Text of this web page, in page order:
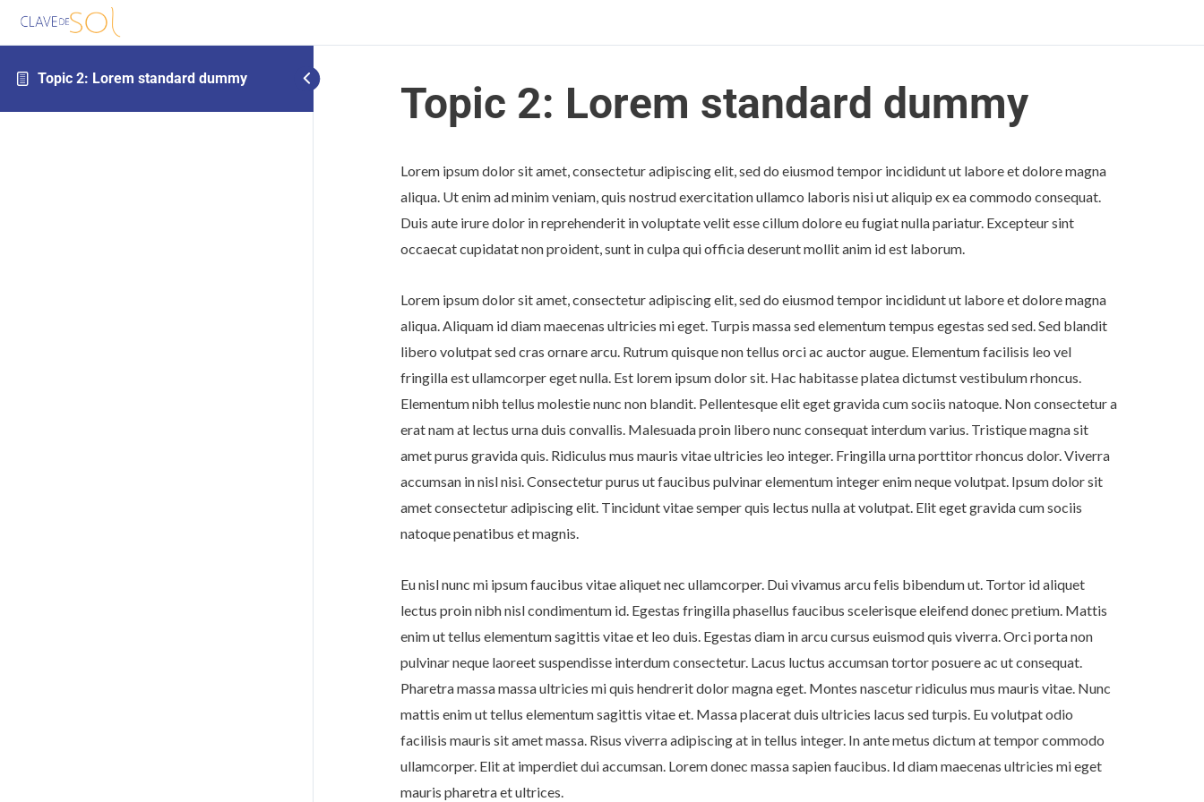
Topic 2: Lorem standard dummy Topic 2: Lorem standard dummy
Lorem ipsum dolor sit amet, consectetur adipiscing elit, sed do eiusmod tempor incididunt ut labore et dolore magna
aliqua. Ut enim ad minim veniam, quis nostrud exercitation ullamco laboris nisi ut aliquip ex ea commodo consequat.
Duis aute irure dolor in reprehenderit in voluptate velit esse cillum dolore eu fugiat nulla pariatur. Excepteur sint
occaecat cupidatat non proident, sunt in culpa qui officia deserunt mollit anim id est laborum.
Lorem ipsum dolor sit amet, consectetur adipiscing elit, sed do eiusmod tempor incididunt ut labore et dolore magna
aliqua. Aliquam id diam maecenas ultricies mi eget. Turpis massa sed elementum tempus egestas sed sed. Sed blandit
libero volutpat sed cras ornare arcu. Rutrum quisque non tellus orci ac auctor augue. Elementum facilisis leo vel
fringilla est ullamcorper eget nulla. Est lorem ipsum dolor sit. Hac habitasse platea dictumst vestibulum rhoncus.
Elementum nibh tellus molestie nunc non blandit. Pellentesque elit eget gravida cum sociis natoque. Non consectetur a
erat nam at lectus urna duis convallis. Malesuada proin libero nunc consequat interdum varius. Tristique magna sit
amet purus gravida quis. Ridiculus mus mauris vitae ultricies leo integer. Fringilla urna porttitor rhoncus dolor. Viverra
accumsan in nisl nisi. Consectetur purus ut faucibus pulvinar elementum integer enim neque volutpat. Ipsum dolor sit
amet consectetur adipiscing elit. Tincidunt vitae semper quis lectus nulla at volutpat. Elit eget gravida cum sociis
natoque penatibus et magnis.
Eu nisl nunc mi ipsum faucibus vitae aliquet nec ullamcorper. Dui vivamus arcu felis bibendum ut. Tortor id aliquet
lectus proin nibh nisl condimentum id. Egestas fringilla phasellus faucibus scelerisque eleifend donec pretium. Mattis
enim ut tellus elementum sagittis vitae et leo duis. Egestas diam in arcu cursus euismod quis viverra. Orci porta non
pulvinar neque laoreet suspendisse interdum consectetur. Lacus luctus accumsan tortor posuere ac ut consequat.
Pharetra massa massa ultricies mi quis hendrerit dolor magna eget. Montes nascetur ridiculus mus mauris vitae. Nunc
mattis enim ut tellus elementum sagittis vitae et. Massa placerat duis ultricies lacus sed turpis. Eu volutpat odio
facilisis mauris sit amet massa. Risus viverra adipiscing at in tellus integer. In ante metus dictum at tempor commodo
ullamcorper. Elit at imperdiet dui accumsan. Lorem donec massa sapien faucibus. Id diam maecenas ultricies mi eget
mauris pharetra et ultrices.